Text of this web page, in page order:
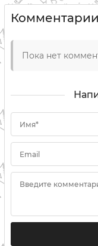
Комментарии
Пока нет
Имя*
Email
Введите